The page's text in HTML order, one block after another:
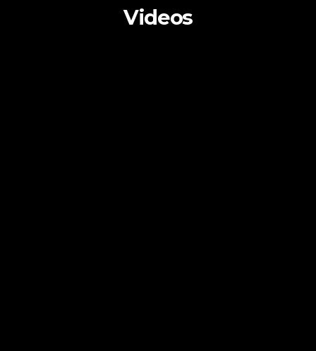
Videos